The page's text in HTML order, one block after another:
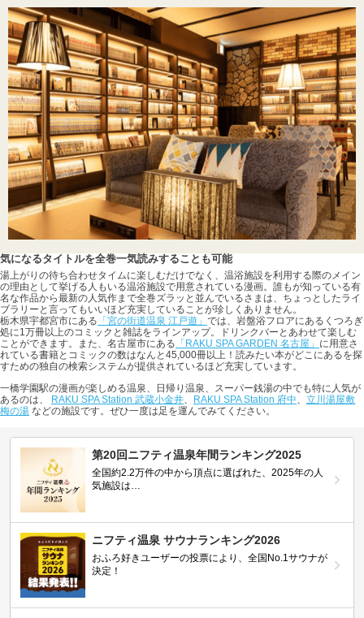
気になるタイトルを全巻一気読みすることも可能
湯上がりの待ち合わせタイムに楽しむだけでなく、温浴施設を利用する際のメイン
の理由として挙げる人もいる温浴施設で用意されている漫画。誰もが知っている有
名な作品から最新の人気作まで全巻ズラッと並んでいるさまは、ちょっとしたライ
ブラリーと言ってもいいほど充実していることが珍しくありません。
栃木県宇都宮市にある 「宮の街道温泉 江戸遊」 では、岩盤浴フロアにあるくつろぎ
処に1万冊以上のコミックと雑誌をラインアップ。ドリンクバーとあわせて楽しむ
ことができます。また、名古屋市にある 「RAKU SPA GARDEN 名古屋」 に用意さ
れている書籍とコミックの数はなんと45,000冊以上！読みたい本がどこにあるを探
すための独自の検索システムが提供されているほど充実しています。
一橋学園駅の漫画が楽しめる温泉、日帰り温泉、スーパー銭湯の中でも特に人気が
あるのは、
RAKU SPA Station 武蔵小金井、 RAKU SPA Station 府中、 立川湯屋敷
梅の湯 などの施設です。ぜひ一度は足を運んでみてください。
第20回ニフティ温泉年間ランキング2025
全国約2.2万件の中から頂点に選ばれた、2025年の人
気施設は…
ニフティ温泉 サウナランキング2026
おふろ好きユーザーの投票により、全国No.1サウナが
決定！